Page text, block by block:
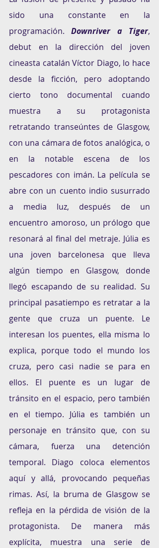
sido una constante en la
programación. Downriver a Tiger,
debut en la dirección del joven
cineasta catalán Víctor Diago, lo hace
desde la ficción, pero adoptando
cierto tono documental cuando
muestra a su protagonista
retratando transeúntes de Glasgow,
con una cámara de fotos analógica, o
en la notable escena de los
pescadores con imán. La película se
abre con un cuento indio susurrado
a media luz, después de un
encuentro amoroso, un prólogo que
resonará al final del metraje. Júlia es
una joven barcelonesa que lleva
algún tiempo en Glasgow, donde
llegó escapando de su realidad. Su
principal pasatiempo es retratar a la
gente que cruza un puente. Le
interesan los puentes, ella misma lo
explica, porque todo el mundo los
cruza, pero casi nadie se para en
ellos. El puente es un lugar de
tránsito en el espacio, pero también
en el tiempo. Júlia es también un
personaje en tránsito que, con su
cámara, fuerza una detención
temporal. Diago coloca elementos
aquí y allá, provocando pequeñas
rimas. Así, la bruma de Glasgow se
refleja en la pérdida de visión de la
protagonista. De manera más
explícita, muestra una serie de